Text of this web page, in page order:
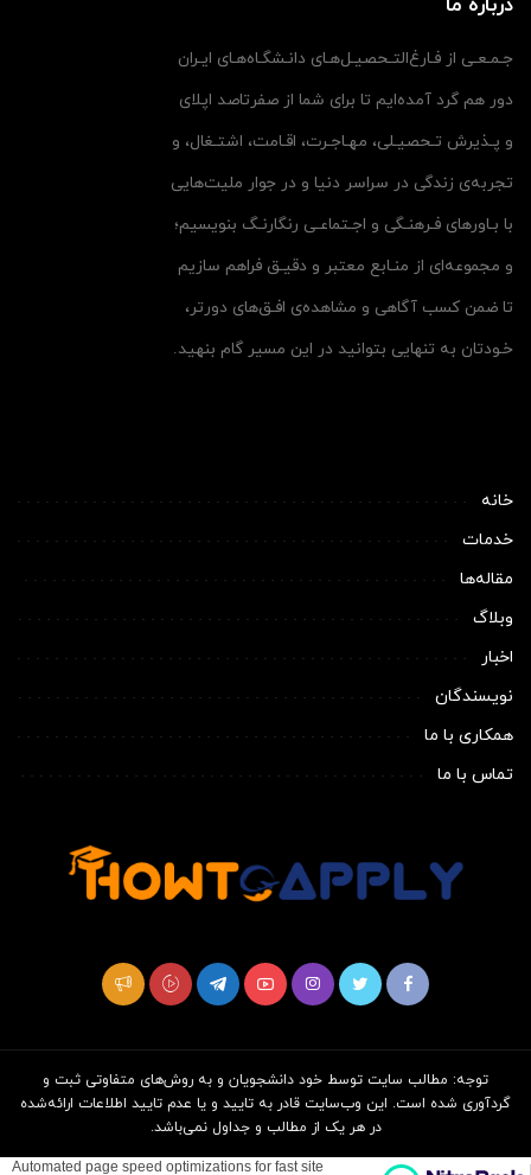
درباره ما
جـمـعـی از فـارغ‌التـحصیـل‌هـای دانـشگـاه‌هـای ایـران
دور هم گرد آمده‌ایم تا برای شما از صفرتاصد اپلای
و پـذیرش تـحصیـلی، مهـاجـرت، اقـامت، اشتـغال، و
تجربه‌ی زندگی در سراسر دنیا و در جوار ملیت‌هایی
با بـاورهای فـرهنـگی و اجـتماعـی رنگارنـگ بنویسیم؛
و مجموعه‌ای از منـابع معتبر و دقیـق فراهم سازیم
تا ضمن کسب آگاهی و مشاهده‌ی افـق‌های دورتر،
خـودتان به تنهایی بتوانید در این مسیر گام بنهید.
خانه
خدمات
مقاله‌ها
وبلاگ
اخبار
نویسندگان
همکاری با ما
تماس با ما
توجه: مطالب سایت توسط خود دانشجویان و به روش‌های متفاوتی ثبت و
گردآوری شده است. این وب‌سایت قادر به تایید و یا عدم تایید اطلاعات ارائه‌شده
در هر یک از مطالب و جداول نمی‌باشد.